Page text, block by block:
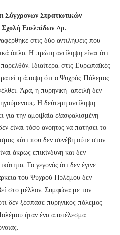
Σύγχρονων Στρατιωτικών
Σχολή Ευελπίδων Δρ.
στις δύο αντιλήψεις που
όπλα. Η πρώτη αντίληψη είναι ότι
Ιδιαίτερα, στις Ευρωπαϊκές
η άποψη ότι ο Ψυχρός Πόλεμος
Άρα, η πυρηνική απειλή δεν
Η δεύτερη αντίληψη –
για την αμοιβαία εξασφαλισμένη
είναι τόσο ανόητος να πατήσει το
κάτι που δεν συνέβη ούτε στον
άκρως επικίνδυνη και δεν
Το γεγονός ότι δεν έγινε
του Ψυχρού Πολέμου δεν
στο μέλλον. Συμφώνα με τον
δεν ξέσπασε πυρηνικός πόλεμος
ήταν ένα αποτέλεσμα